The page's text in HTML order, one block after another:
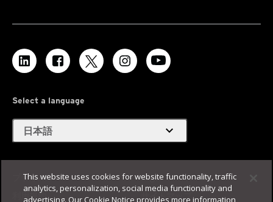
Select a language
日本語 expand_more
プライバシー
Legal
利用規約
サイトマップ
This website uses cookies for website functionality, traffic
analytics, personalization, social media functionality and
advertising. Our Cookie Notice provides more information